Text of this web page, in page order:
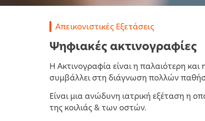
Απεικονιστικές Εξετάσεις
Ψηφιακές ακτινογραφίες
Η Ακτινογραφία είναι η παλαιότερη
συμβάλλει στη διάγνωση πολλών
Είναι μια ανώδυνη ιατρική εξέταση η
της κοιλιάς & των οστών.